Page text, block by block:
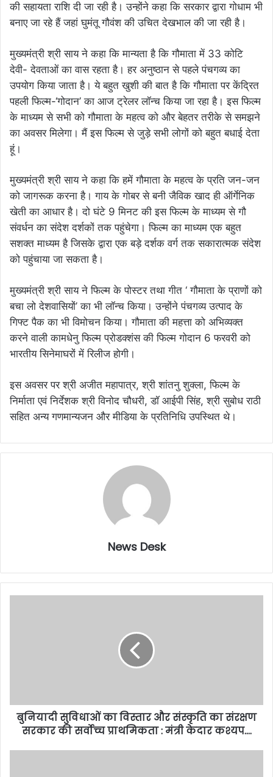
की सहायता राशि दी जा रही है। उन्होंने कहा कि सरकार द्वारा गोधाम भी
बनाए जा रहे हैं जहां घुमंतू गौवंश की उचित देखभाल की जा रही है।
मुख्यमंत्री श्री साय ने कहा कि मान्यता है कि गौमाता में 33 कोटि
देवी- देवताओं का वास रहता है। हर अनुष्ठान से पहले पंचगव्य का
उपयोग किया जाता है। ये बहुत खुशी की बात है कि गौमाता पर केंद्रित
पहली फिल्म-‘गोदान’ का आज ट्रेलर लॉन्च किया जा रहा है। इस फिल्म
के माध्यम से सभी को गौमाता के महत्व को और बेहतर तरीके से समझने
का अवसर मिलेगा। मैं इस फिल्म से जुड़े सभी लोगों को बहुत बधाई देता
हूं।
मुख्यमंत्री श्री साय ने कहा कि हमें गौमाता के महत्व के प्रति जन-जन
को जागरूक करना है। गाय के गोबर से बनी जैविक खाद ही ऑर्गेनिक
खेती का आधार है। दो घंटे 9 मिनट की इस फिल्म के माध्यम से गौ
संवर्धन का संदेश दर्शकों तक पहुंचेगा। फिल्म का माध्यम एक बहुत
सशक्त माध्यम है जिसके द्वारा एक बड़े दर्शक वर्ग तक सकारात्मक संदेश
को पहुंचाया जा सकता है।
मुख्यमंत्री श्री साय ने फिल्म के पोस्टर तथा गीत ‘ गौमाता के प्राणों को
बचा लो देशवासियों’ का भी लॉन्च किया। उन्होंने पंचगव्य उत्पाद के
गिफ्ट पैक का भी विमोचन किया। गौमाता की महत्ता को अभिव्यक्त
करने वाली कामधेनु फिल्म प्रोडक्शंस की फिल्म गोदान 6 फरवरी को
भारतीय सिनेमाघरों में रिलीज होगी।
इस अवसर पर श्री अजीत महापात्र, श्री शांतनु शुक्ला, फिल्म के
निर्माता एवं निर्देशक श्री विनोद चौधरी, डॉ आईपी सिंह, श्री सुबोध राठी
सहित अन्य गणमान्यजन और मीडिया के प्रतिनिधि उपस्थित थे।
News Desk
बुनियादी सुविधाओं का विस्तार और संस्कृति का संरक्षण
सरकार की सर्वोच्च प्राथमिकता : मंत्री केदार कश्यप….